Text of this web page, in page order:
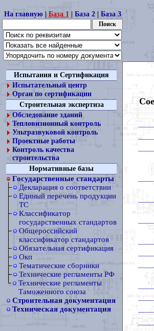
На главную| База 1| База 2| База 3
Испытания и Сертификация
Испытательный центр
Орган по сертификации
Строительная экспертиза
Обследование зданий
Тепловизионный контроль
Ультразвуковой контроль
Проектные работы
Контроль качества
строительства
Нормативные базы
Государственные стандарты
Декларация о соответствии
Единый перечень продукции
ТС
Классификатор
государственных стандартов
Общероссийский
классификатор стандартов
Обязательная сертификация
Окп
Тематические сборники
Технические регламенты РФ
Технические регламенты
Таможенного союза
Строительная документация
Техническая документация